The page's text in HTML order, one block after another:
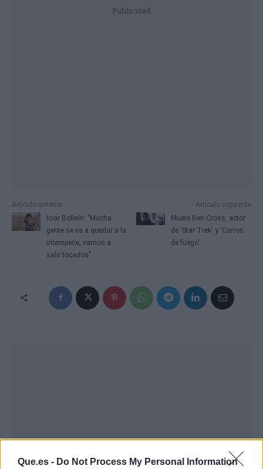
Que.es - Do Not Process My Personal Information
Publicidad
Artículo anterior
Iciar Bollaín: "Mucha
gente se va a quedar a la
intemperie, vamos a
salir tocados"
Artículo siguiente
Muere Ben Cross, actor
de 'Star Trek' y 'Carros
de fuego'